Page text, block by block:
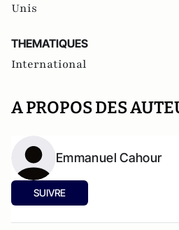
Unis
THEMATIQUES
International
A PROPOS DES
Emmanuel Cahour
SUIVRE